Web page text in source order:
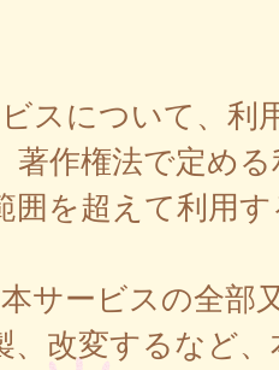
スについて、利
著作権法で定め
囲を超えて利用
サービスの全部
、改変するなど